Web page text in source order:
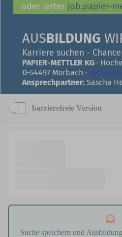
barrierefreie Version
Suche speichern und